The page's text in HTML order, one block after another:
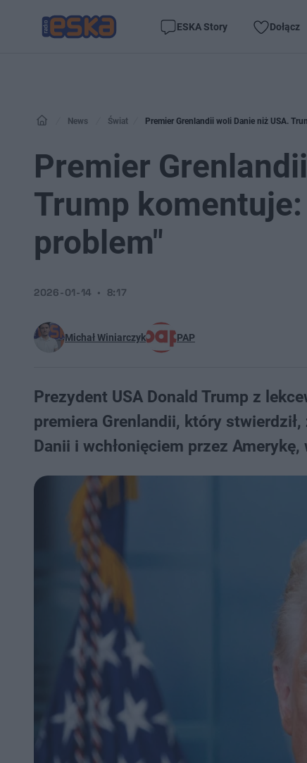
ESKA Story Dołącz
News Świat Premier Grenlandii woli Danie niż USA.
Premier
Trump
problem"
Michał Winiarczyk PAP
2026-01-14 8:17
Prezydent USA Donald Trump z
premiera Grenlandii, który
Danii i wchłonięciem przez